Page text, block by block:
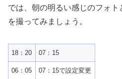
では、朝の明るい感じのフォト
を撮ってみましょう。
18：20 07：15
06：05 07：15で設定変更